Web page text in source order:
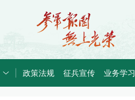
政策法规 征兵宣传 业务学习